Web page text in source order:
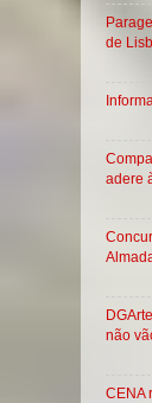
de
adere
não
CENA